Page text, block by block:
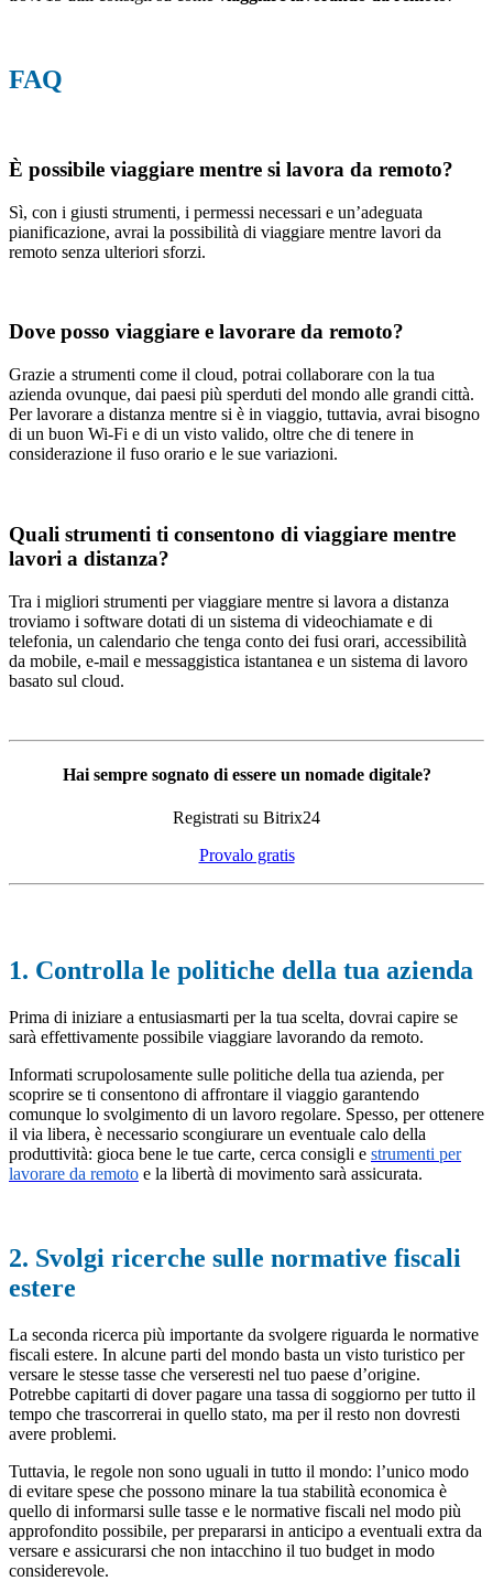
FAQ
È possibile viaggiare mentre si lavora da remoto?
Sì, con i giusti strumenti, i permessi necessari e un’adeguata
pianificazione, avrai la possibilità di viaggiare mentre lavori da
remoto senza ulteriori sforzi.
Dove posso viaggiare e lavorare da remoto?
Grazie a strumenti come il cloud, potrai collaborare con la tua
azienda ovunque, dai paesi più sperduti del mondo alle grandi città.
Per lavorare a distanza mentre si è in viaggio, tuttavia, avrai bisogno
di un buon Wi-Fi e di un visto valido, oltre che di tenere in
considerazione il fuso orario e le sue variazioni.
Quali strumenti ti consentono di viaggiare mentre
lavori a distanza?
Tra i migliori strumenti per viaggiare mentre si lavora a distanza
troviamo i software dotati di un sistema di videochiamate e di
telefonia, un calendario che tenga conto dei fusi orari, accessibilità
da mobile, e-mail e messaggistica istantanea e un sistema di lavoro
basato sul cloud.
Hai sempre sognato di essere un nomade digitale?
Registrati su Bitrix24
Provalo gratis
1. Controlla le politiche della tua azienda
Prima di iniziare a entusiasmarti per la tua scelta, dovrai capire se
sarà effettivamente possibile viaggiare lavorando da remoto.
Informati scrupolosamente sulle politiche della tua azienda, per
scoprire se ti consentono di affrontare il viaggio garantendo
comunque lo svolgimento di un lavoro regolare. Spesso, per ottenere
il via libera, è necessario scongiurare un eventuale calo della
produttività: gioca bene le tue carte, cerca consigli e strumenti per
lavorare da remoto e la libertà di movimento sarà assicurata.
2. Svolgi ricerche sulle normative fiscali
estere
La seconda ricerca più importante da svolgere riguarda le normative
fiscali estere. In alcune parti del mondo basta un visto turistico per
versare le stesse tasse che verseresti nel tuo paese d’origine.
Potrebbe capitarti di dover pagare una tassa di soggiorno per tutto il
tempo che trascorrerai in quello stato, ma per il resto non dovresti
avere problemi.
Tuttavia, le regole non sono uguali in tutto il mondo: l’unico modo
di evitare spese che possono minare la tua stabilità economica è
quello di informarsi sulle tasse e le normative fiscali nel modo più
approfondito possibile, per prepararsi in anticipo a eventuali extra da
versare e assicurarsi che non intacchino il tuo budget in modo
considerevole.